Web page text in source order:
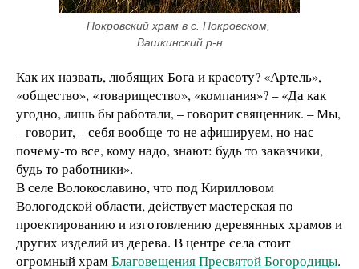
Покровский храм в с. Покровском,
Вашкинский р-н
Как их назвать, любящих Бога и красоту? «Артель»,
«общество», «товарищество», «компания»? – «Да как
угодно, лишь бы работали, – говорит священник. – Мы,
– говорит, – себя вообще-то не афишируем, но нас
почему-то все, кому надо, знают: будь то заказчики,
будь то работники».
В селе Волокославино, что под Кирилловом
Вологодской области, действует мастерская по
проектированию и изготовлению деревянных храмов и
других изделий из дерева. В центре села стоит
огромный храмБлаговещения Пресвятой Богородицы.